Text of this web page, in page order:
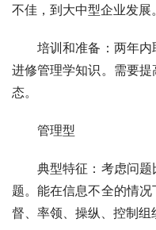
不佳，到大中型企业发展
培训和准备：两年内
进修管理学知识。需要
态。
管理型
典型特征：考虑问题
题。能在信息不全的情
督、率领、操纵、控制组